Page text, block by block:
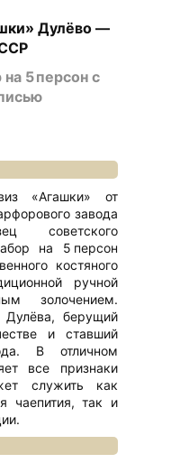
Дулёво —
5 персон с
«Агашки» от
завода
советского
на 5 персон
костяного
ручной
золочением.
берущий
и ставший
В отличном
все признаки
служить как
чаепития, так и